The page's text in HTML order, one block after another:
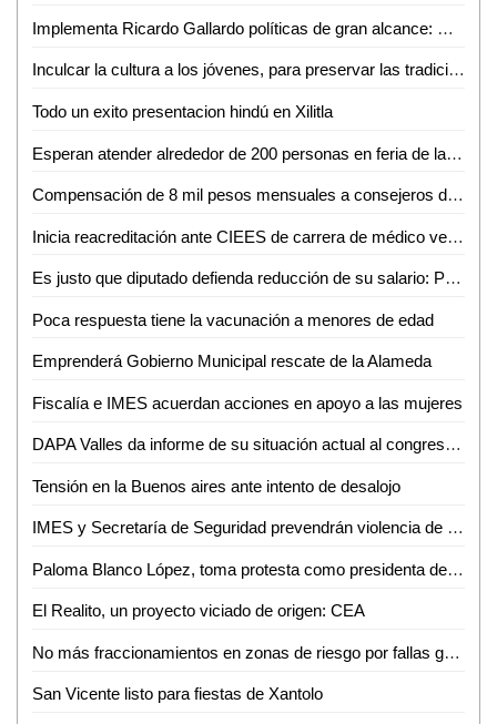
Implementa Ricardo Gallardo políticas de gran alcance: Diputados federales
Inculcar la cultura a los jóvenes, para preservar las tradiciones: Zenón Rivas Godoy
Todo un exito presentacion hindú en Xilitla
Esperan atender alrededor de 200 personas en feria de la salud en San Carlos
Compensación de 8 mil pesos mensuales a consejeros de Desarrollo Social, aprueba Cabildo
Inicia reacreditación ante CIEES de carrera de médico veterinaria y zootecnia de la UASLP
Es justo que diputado defienda reducción de su salario: Priego Rivera
Poca respuesta tiene la vacunación a menores de edad
Emprenderá Gobierno Municipal rescate de la Alameda
Fiscalía e IMES acuerdan acciones en apoyo a las mujeres
DAPA Valles da informe de su situación actual al congreso y la CEA
Tensión en la Buenos aires ante intento de desalojo
IMES y Secretaría de Seguridad prevendrán violencia de género
Paloma Blanco López, toma protesta como presidenta de CEEPAC
El Realito, un proyecto viciado de origen: CEA
No más fraccionamientos en zonas de riesgo por fallas geológicas
San Vicente listo para fiestas de Xantolo